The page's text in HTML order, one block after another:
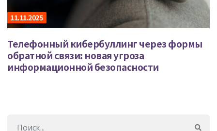
11.11.2025
Телефонный кибербуллинг через формы
обратной связи: новая угроза
информационной безопасности